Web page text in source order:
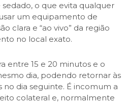
o que evita qualquer
um equipamento de
clara e “ao vivo” da região
no local exato.
entre 15 e 20 minutos e o
dia, podendo retornar às
no dia seguinte. É incomum a
colateral e, normalmente